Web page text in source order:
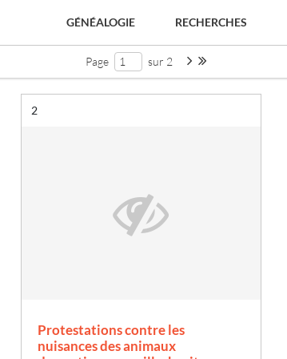
GÉNÉALOGIE RECHERCHES
Page sur 2 Page suivante : 1/2
Résultat n°
2
Protestations contre les
nuisances des animaux